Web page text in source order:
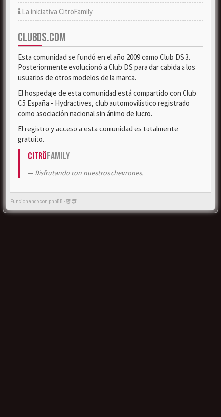
La iniciativa CitröFamily
CLUBDS.COM
Esta comunidad se fundó en el año 2009 como Club DS 3.
Posteriormente evolucionó a Club DS para dar cabida a los
usuarios de otros modelos de la marca.
El hospedaje de esta comunidad está compartido con Club
C5 España - Hydractives, club automovilístico registrado
como asociación nacional sin ánimo de lucro.
El registro y acceso a esta comunidad es totalmente
gratuito.
CitröFamily
Disfrutando con nuestros chevrones.
Funcionando con phpBB -